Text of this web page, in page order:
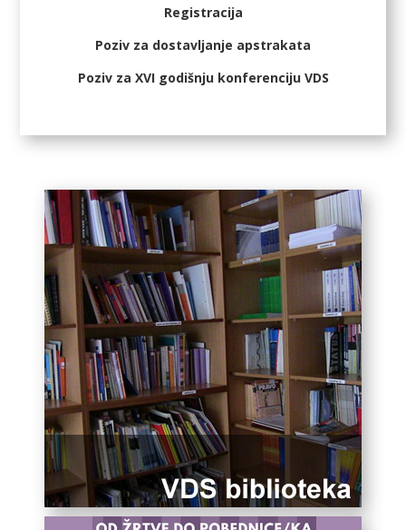
Registracija
Poziv za dostavljanje apstrakata
Poziv za XVI godišnju konferenciju VDS